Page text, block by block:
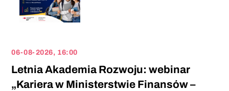
06-08-2026, 16:00
Letnia Akademia Rozwoju: webinar
„Kariera w Ministerstwie Finansów –